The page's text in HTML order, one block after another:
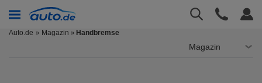
Auto.de Magazin » Handbremse
Magazin